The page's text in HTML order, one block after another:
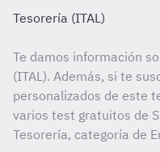
Tesorería (ITAL)
Te damos información
(ITAL). Además, si te
personalizados de este
varios test gratuitos de
Tesorería, categoría de